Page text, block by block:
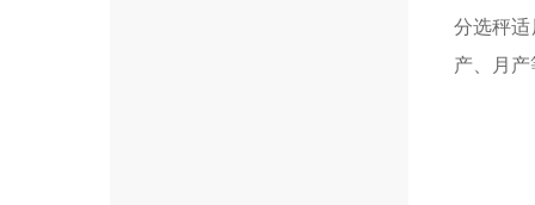
分选秤
产、月